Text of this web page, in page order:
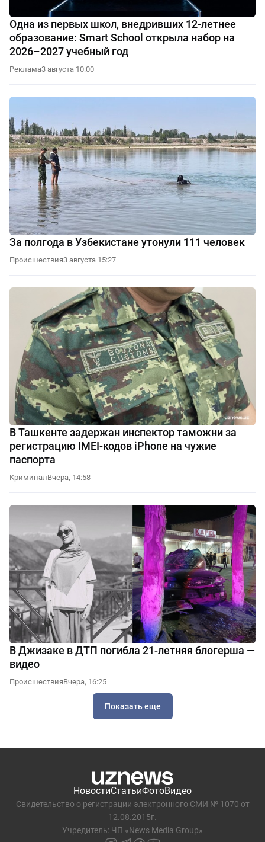
Одна из первых школ, внедривших 12-летнее
образование: Smart School открыла набор на
2026–2027 учебный год
Реклама3 августа 10:00
За полгода в Узбекистане утонули 111 человек
Происшествия3 августа 15:27
В Ташкенте задержан инспектор таможни за
регистрацию IMEI-кодов iPhone на чужие
паспорта
КриминалВчера, 14:58
В Джизаке в ДТП погибла 21-летняя блогерша —
видео
ПроисшествияВчера, 16:25
Показать еще
НовостиСтатьиФотоВидео
Свидетельство о регистрации электронного СМИ № 1070 от
12.08.2015г.
Учредитель: ЧП «News Media Group»